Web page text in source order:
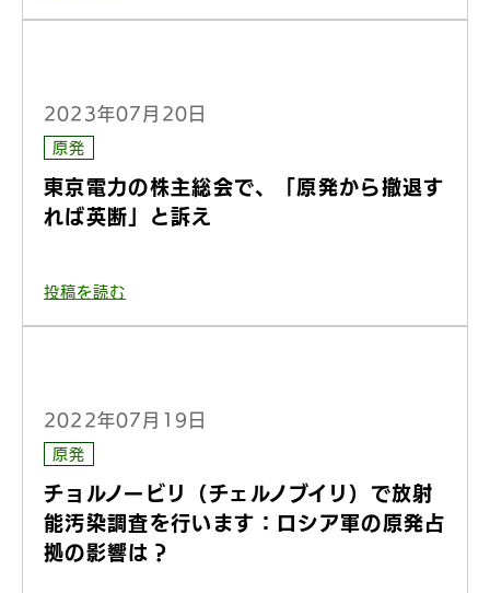
2023年07月20日
原発
東京電力の株主総会で、「原発から撤退す
れば英断」と訴え
投稿を読む
2022年07月19日
原発
チョルノービリ（チェルノブイリ）で放射
能汚染調査を行います：ロシア軍の原発占
拠の影響は？